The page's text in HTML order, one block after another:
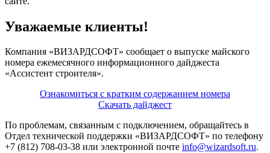
Уважаемые клиенты!
Компания «ВИЗАРДСОФТ» сообщает о выпуске майского
номера ежемесячного информационного дайджеста
«Ассистент строителя».
Ознакомиться с кратким содержанием номера
Скачать дайджест
По проблемам, связанным с подключением, обращайтесь в
Отдел технической поддержки «ВИЗАРДСОФТ» по телефону
+7 (812) 708-03-38 или электронной почте info@wizardsoft.ru.